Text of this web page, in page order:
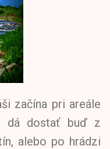
začína pri areále
dá dostať buď z
alebo po hrádzi